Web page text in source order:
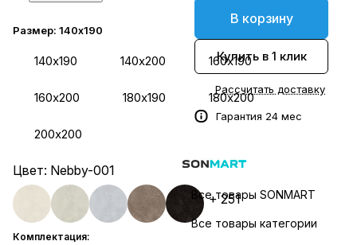
Размер: 140х190
140х190 140х200 160х190
160х200 180х190 180х200
200х200
Цвет: Nebby-001
+ 251
Комплектация:
В корзину
Купить в 1 клик
Рассчитать доставку
Гарантия 24 мес
Все товары SONMART
Все товары категории